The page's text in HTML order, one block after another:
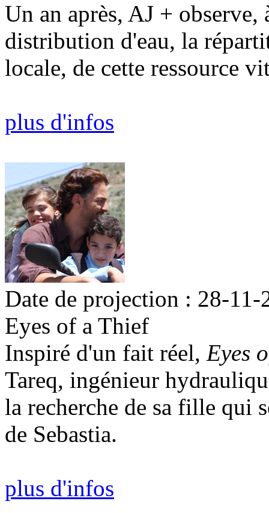
Un an après, AJ +
distribution d'eau, la
locale, de cette ressource
plus d'infos
Date de projection : 28-
Eyes of a Thief
Inspiré d'un fait réel, Eyes
Tareq, ingénieur
la recherche de sa fille qui
de Sebastia.
plus d'infos